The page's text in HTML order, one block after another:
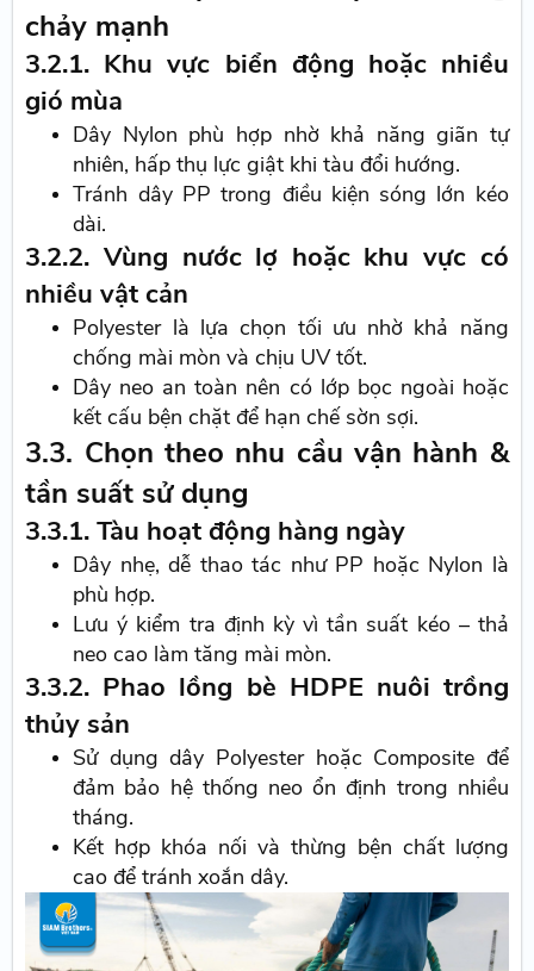
chảy mạnh
3.2.1. Khu vực biển động hoặc nhiều
gió mùa
Dây Nylon phù hợp nhờ khả năng giãn tự
nhiên, hấp thụ lực giật khi tàu đổi hướng.
Tránh dây PP trong điều kiện sóng lớn kéo
dài.
3.2.2. Vùng nước lợ hoặc khu vực có
nhiều vật cản
Polyester là lựa chọn tối ưu nhờ khả năng
chống mài mòn và chịu UV tốt.
Dây neo an toàn nên có lớp bọc ngoài hoặc
kết cấu bện chặt để hạn chế sờn sợi.
3.3. Chọn theo nhu cầu vận hành &
tần suất sử dụng
3.3.1. Tàu hoạt động hàng ngày
Dây nhẹ, dễ thao tác như PP hoặc Nylon là
phù hợp.
Lưu ý kiểm tra định kỳ vì tần suất kéo – thả
neo cao làm tăng mài mòn.
3.3.2. Phao lồng bè HDPE nuôi trồng
thủy sản
Sử dụng dây Polyester hoặc Composite để
đảm bảo hệ thống neo ổn định trong nhiều
tháng.
Kết hợp khóa nối và thừng bện chất lượng
cao để tránh xoắn dây.